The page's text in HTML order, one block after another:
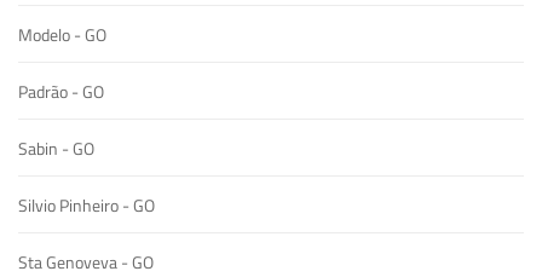
Modelo - GO
Padrão - GO
Sabin - GO
Silvio Pinheiro - GO
Sta Genoveva - GO